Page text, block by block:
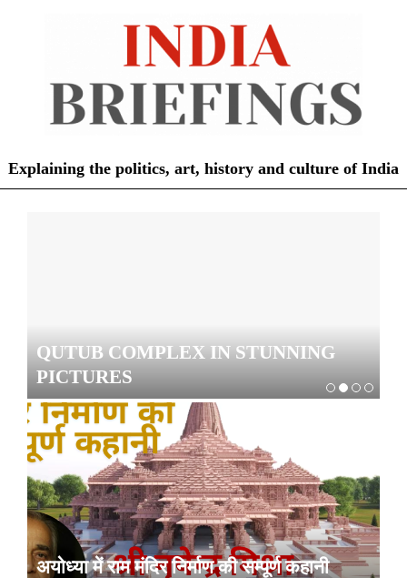
content
Explaining the politics, art, history and culture of India
QUTUB COMPLEX IN STUNNING
PICTURES
अयोध्या में राम मंदिर निर्माण की सम्पूर्ण कहानी